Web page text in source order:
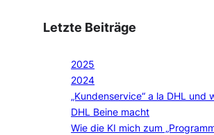
Letzte Beiträge
2025
2024
„Kundenservice“ a la DHL und
DHL Beine macht
Wie die KI mich zum